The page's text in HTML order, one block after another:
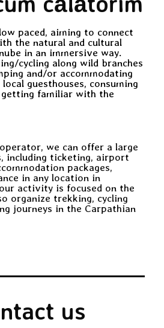
paced, aiming to connect
the natural and cultural
in an immersive way.
cycling along wild branches
and/or accommodating
guesthouses, consuming
getting familiar with the
we can offer a large
including ticketing, airport
packages,
in any location in
activity is focused on the
organize trekking, cycling
journeys in the Carpathian
us